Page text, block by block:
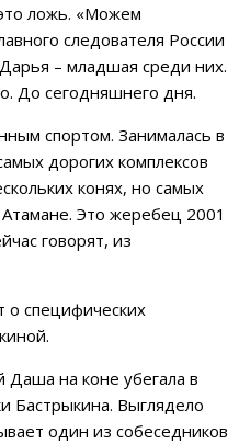
ложь. «Можем
следователя России
– младшая среди них.
До сегодняшнего дня.
спортом. Занималась в
дорогих комплексов
конях, но самых
Это жеребец 2001
говорят, из
о специфических
Даша на коне убегала в
Бастрыкина. Выглядело
один из собеседников